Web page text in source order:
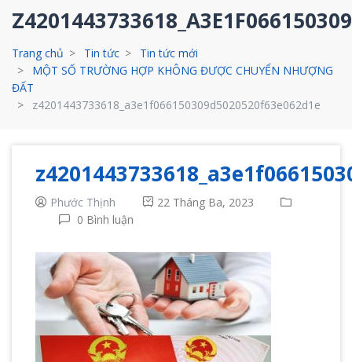
Trang chủ Tin tức
Tin tức mới
MỘT SỐ TRƯỜNG HỢP KHÔNG ĐƯỢC CHUYỂN NHƯỢNG
ĐẤT
z4201443733618_a3e1f066150309d5020520f63e062d1e
Phước Thịnh
22 Tháng Ba, 2023
0 Bình luận